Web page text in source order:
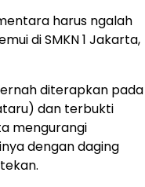
harus ngalah
di SMKN 1 Jakarta,
diterapkan pada
dan terbukti
mengurangi
dengan daging